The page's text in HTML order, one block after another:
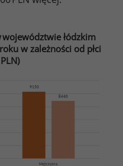
łódzkim
w zależności od płci